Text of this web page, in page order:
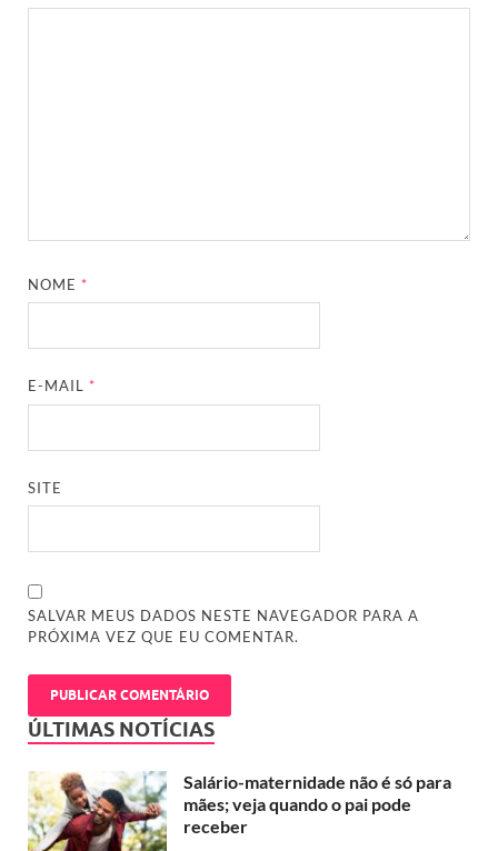
NOME*
E-MAIL*
SITE
SALVAR MEUS DADOS NESTE NAVEGADOR PARA A
PRÓXIMA VEZ QUE EU COMENTAR.
ÚLTIMAS NOTÍCIAS
Salário-maternidade não é só para
mães; veja quando o pai pode
receber